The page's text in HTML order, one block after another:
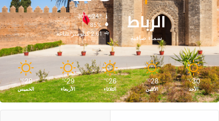
الرباط
سماء صافية
30º - 24º
85%
2.61 كيلومتر/ساعة
30
℃
الأحد
28
℃
الأثنين
26
℃
الثلاثاء
29
℃
الأربعاء
28
℃
الخميس